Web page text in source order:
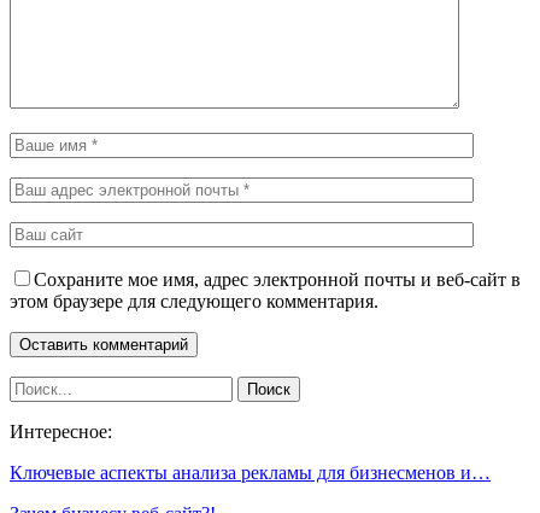
Сохраните мое имя, адрес электронной почты и веб-сайт в
этом браузере для следующего комментария.
Интересное:
Ключевые аспекты анализа рекламы для бизнесменов и…